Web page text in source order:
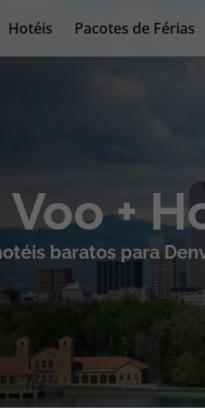
Hotéis
Pacotes de Férias
Blog TopViagens
Cruzeiros
Voo +
baratos para